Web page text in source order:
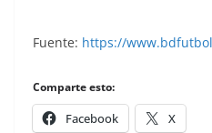
Fuente: https://
Comparte esto:
Facebook X